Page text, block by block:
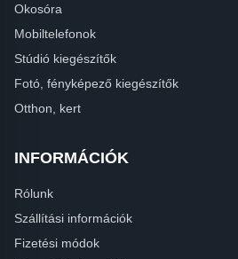
Okosóra
Mobiltelefonok
Stúdió kiegészítők
Fotó, fényképező kiegészítők
Otthon, kert
INFORMÁCIÓK
Rólunk
Szállítási információk
Fizetési módok